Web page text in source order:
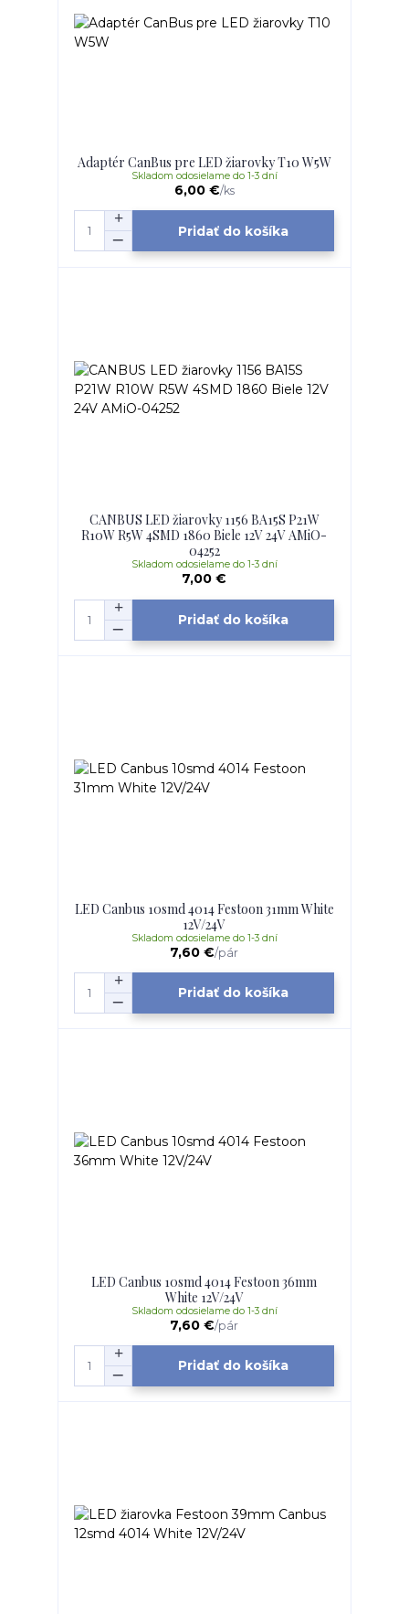
Adaptér CanBus pre LED žiarovky T10 W5W
6,00 €/ks
Skladom odosielame do 1-3 dní
Pridať do košíka
CANBUS LED žiarovky 1156 BA15S P21W
R10W R5W 4SMD 1860 Biele 12V 24V AMiO-
04252
7,00 €
Skladom odosielame do 1-3 dní
Pridať do košíka
LED Canbus 10smd 4014 Festoon 31mm White
12V/24V
7,60 €/pár
Skladom odosielame do 1-3 dní
Pridať do košíka
LED Canbus 10smd 4014 Festoon 36mm
White 12V/24V
7,60 €/pár
Skladom odosielame do 1-3 dní
Pridať do košíka